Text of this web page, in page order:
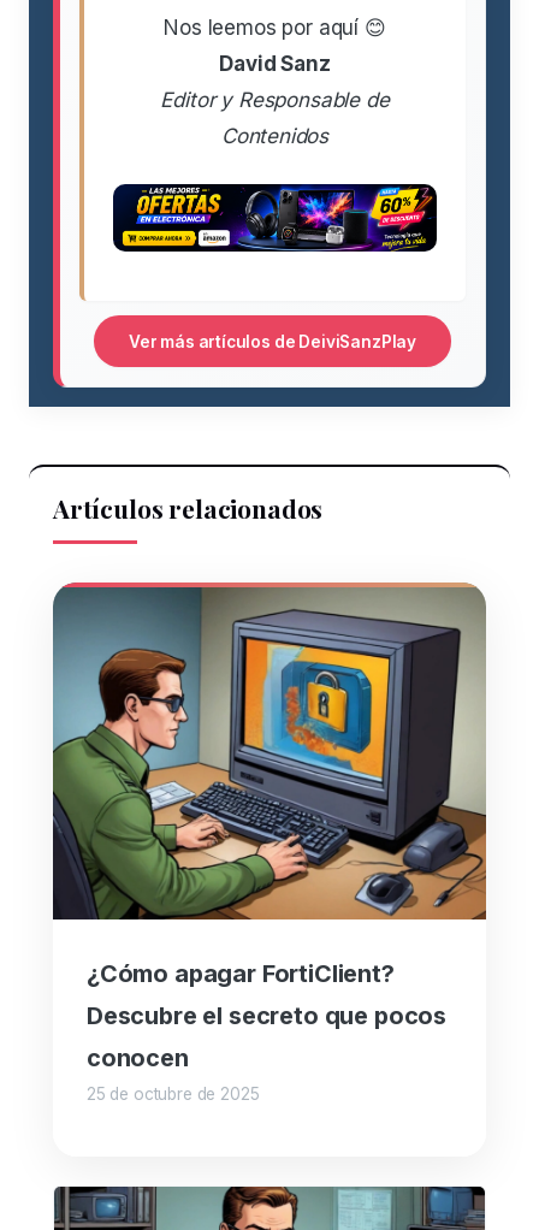
Nos leemos por aquí 😊
David Sanz
Editor y Responsable de
Contenidos
Ver más artículos de DeiviSanzPlay
Artículos relacionados
¿Cómo apagar FortiClient?
Descubre el secreto que pocos
conocen
25 de octubre de 2025